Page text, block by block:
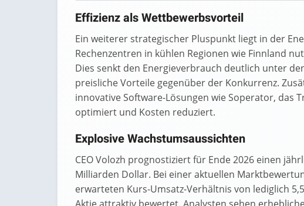
Effizienz als Wettbewerbsvorteil
Ein weiterer strategischer Pluspunkt liegt in der
Rechenzentren in kühlen Regionen wie Finnland
Dies senkt den Energieverbrauch deutlich unter
preisliche Vorteile gegenüber der Konkurrenz.
innovative Software-Lösungen wie Soperator, das
optimiert und Kosten reduziert.
Explosive Wachstumsaussichten
CEO Volozh prognostiziert für Ende 2026 einen
Milliarden Dollar. Bei einer aktuellen
erwarteten Kurs-Umsatz-Verhältnis von lediglich
Aktie attraktiv bewertet. Analysten sehen